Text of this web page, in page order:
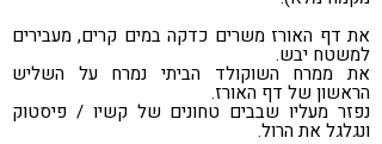
את דף האורז משרים כדקה במים קרים, מעבירים
למשטח יבש.
את ממרח השוקולד הביתי נמרח על השליש
הראשון של דף האורז.
נפזר מעליו שבבים טחונים של קשיו / פיסטוק
ונגלגל את הרול.